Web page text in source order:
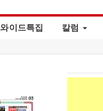
와이드특집 칼럼